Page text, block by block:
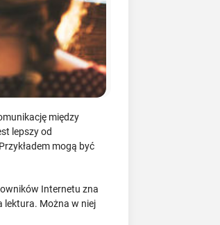
między
lepszy od
mogą być
Internetu zna
lektura. Można w niej